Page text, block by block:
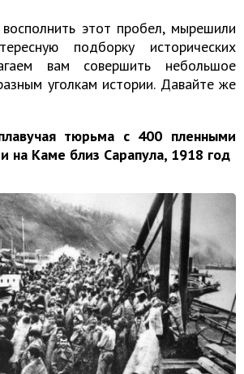
этот пробел, мырешили
подборку исторических
вам совершить небольшое
уголкам истории. Давайте же
тюрьма с 400 пленными
на Каме близ Сарапула, 1918 год